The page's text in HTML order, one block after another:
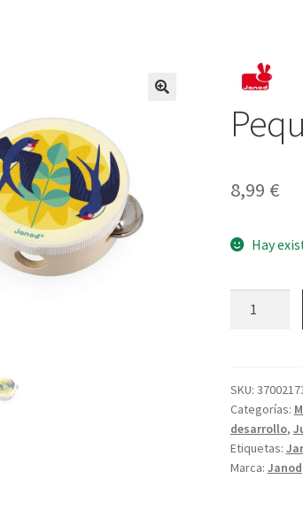
8,99 €
Hay
SKU:
Categorías:
desarrollo,
Etiquetas:
Marca: Janod